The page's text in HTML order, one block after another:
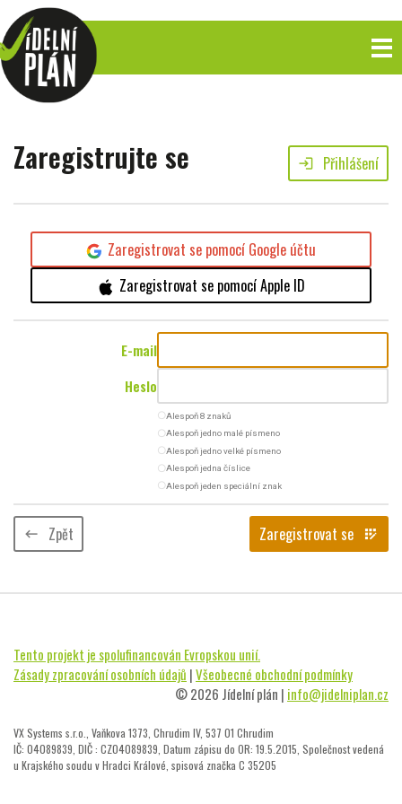
Zaregistrujte se login Přihlášení
Zaregistrovat se pomocí Google účtu
Zaregistrovat se pomocí Apple ID
E-mail
Heslo
radio_button_uncheckedAlespoň 8 znaků
radio_button_uncheckedAlespoň jedno malé písmeno
radio_button_uncheckedAlespoň jedno velké písmeno
radio_button_uncheckedAlespoň jedna číslice
radio_button_uncheckedAlespoň jeden speciální znak
keyboard_backspace Zpět Zaregistrovat se app_registration
Tento projekt je spolufinancován Evropskou unií.
Zásady zpracování osobních údajů |Všeobecné obchodní podmínky
© 2026 Jídelní plán | info@jidelniplan.cz
VX Systems s.r.o., Vaňkova 1373, Chrudim IV, 537 01 Chrudim
IČ: 04089839, DIČ : CZ04089839, Datum zápisu do OR: 19.5.2015, Společnost vedená
u Krajského soudu v Hradci Králové, spisová značka C 35205